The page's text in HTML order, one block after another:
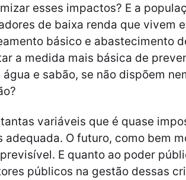
esses impactos? E a
de baixa renda que vivem
básico e abastecimento
a medida mais básica de
água e sabão, se não dispõem
variáveis que é quase
adequada. O futuro, como bem
E quanto ao poder
públicos na gestão dessas